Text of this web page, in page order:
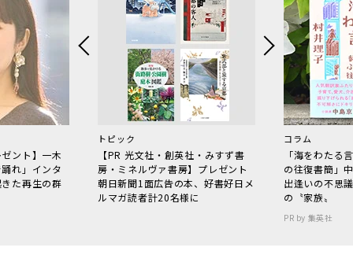
ント】一木
れ」インタ
た再生の群
トピック
【PR 光文社・創英社・みすず書
房・ミネルヴァ書房】プレゼント
朝日新聞1面広告の本、好書好日メ
ルマガ読者計20名様に
コラム
「海をわた
の往復書簡」
出逢いの不思
の〝家族〟
PR by 集英社